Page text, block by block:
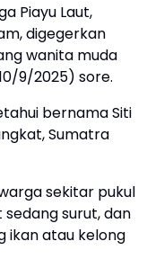
Piayu Laut,
digegerkan
wanita muda
9/2025) sore.
bernama Siti
Sumatra
sekitar pukul
sedang surut, dan
ikan atau kelong